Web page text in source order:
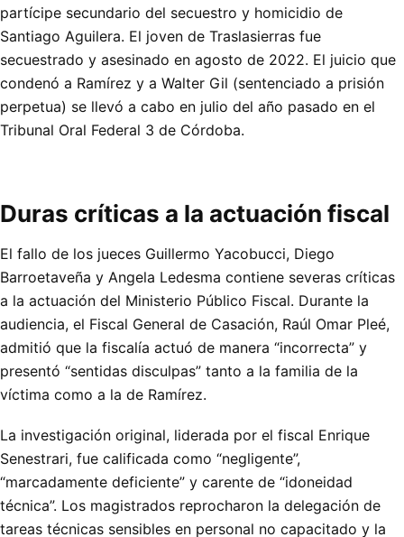
partícipe secundario del secuestro y homicidio de
Santiago Aguilera. El joven de Traslasierras fue
secuestrado y asesinado en agosto de 2022. El juicio que
condenó a Ramírez y a Walter Gil (sentenciado a prisión
perpetua) se llevó a cabo en julio del año pasado en el
Tribunal Oral Federal 3 de Córdoba.
Duras críticas a la actuación fiscal
El fallo de los jueces Guillermo Yacobucci, Diego
Barroetaveña y Angela Ledesma contiene severas críticas
a la actuación del Ministerio Público Fiscal. Durante la
audiencia, el Fiscal General de Casación, Raúl Omar Pleé,
admitió que la fiscalía actuó de manera “incorrecta” y
presentó “sentidas disculpas” tanto a la familia de la
víctima como a la de Ramírez.
La investigación original, liderada por el fiscal Enrique
Senestrari, fue calificada como “negligente”,
“marcadamente deficiente” y carente de “idoneidad
técnica”. Los magistrados reprocharon la delegación de
tareas técnicas sensibles en personal no capacitado y la